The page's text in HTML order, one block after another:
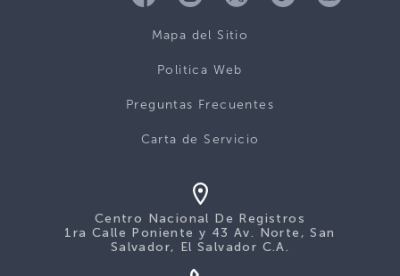
Mapa del Sitio
Politica Web
Preguntas Frecuentes
Carta de Servicio
Centro Nacional De Registros
1ra Calle Poniente y 43 Av. Norte, San
Salvador, El Salvador C.A.